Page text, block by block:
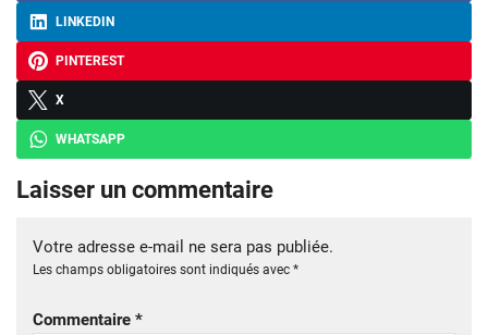
LINKEDIN
PINTEREST
X
WHATSAPP
Laisser un commentaire
Votre adresse e-mail ne sera pas publiée.
Les champs obligatoires sont indiqués avec *
Commentaire *